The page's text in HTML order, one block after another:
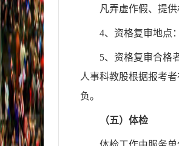
凡弄虚作假、提
4、 资格复审地点：
5、 资格复审合格
人事科教股根据报考
负。
（五）体检